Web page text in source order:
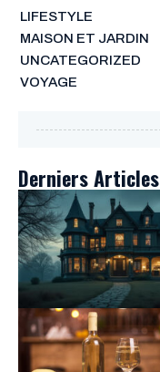
LIFESTYLE
MAISON ET JARDIN
UNCATEGORIZED
VOYAGE
Derniers Articles